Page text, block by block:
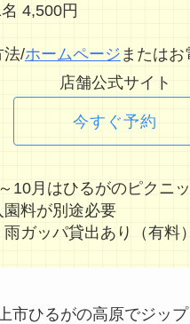
4,500円
法/ホームページ またはお
店舗公式サイト
今すぐ予約
10月はひるがのピクニ
園料が別途必要
ガッパ貸出あり（有料）
市ひるがの高原でジッ